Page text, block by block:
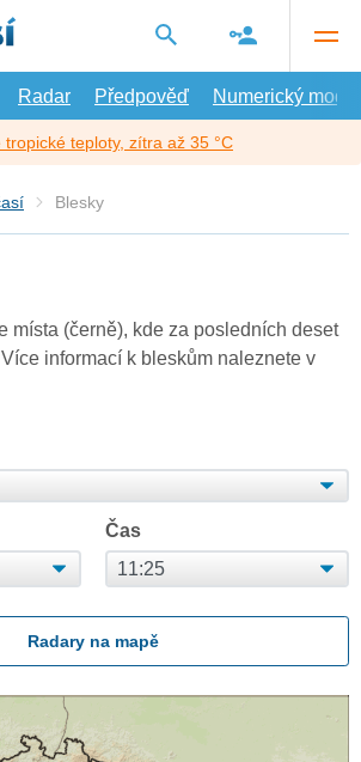
Radar Předpověď Numerický model
tropické teploty, zítra až 35 °C
Blesky
místa (černě), kde za posledních deset
informací k bleskům naleznete v
Čas
Radary na mapě